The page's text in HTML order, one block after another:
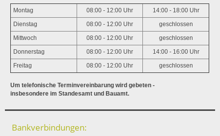
Montag 08:00 - 12:00 Uhr 14:00 - 18:00 Uhr
Dienstag 08:00 - 12:00 Uhr geschlossen
Mittwoch 08:00 - 12:00 Uhr geschlossen
Donnerstag 08:00 - 12:00 Uhr 14:00 - 16:00 Uhr
Freitag 08:00 - 12:00 Uhr geschlossen
Um telefonische Terminvereinbarung wird gebeten -
insbesondere im Standesamt und Bauamt.
Bankverbindungen: